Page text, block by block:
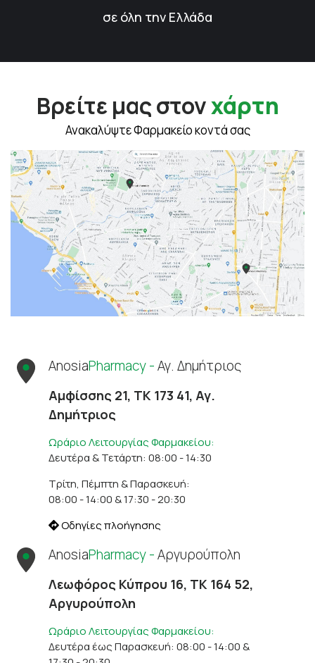
σε όλη την Ελλάδα
Βρείτε μας στονχάρτη
Ανακαλύψτε Φαρμακείο κοντά σας
AnosiaPharmacy -Αγ. Δημήτριος
Αμφίσσης 21, ΤΚ 173 41, Αγ.
Δημήτριος
Ωράριο Λειτουργίας Φαρμακείου:
Δευτέρα & Τετάρτη: 08:00 - 14:30
Τρίτη, Πέμπτη & Παρασκευή:
08:00 - 14:00 & 17:30 - 20:30
Οδηγίες πλοήγησης
AnosiaPharmacy -Αργυρούπολη
Λεωφόρος Κύπρου 16, ΤΚ 164 52,
Αργυρούπολη
Ωράριο Λειτουργίας Φαρμακείου:
Δευτέρα έως Παρασκευή: 08:00 - 14:00 &